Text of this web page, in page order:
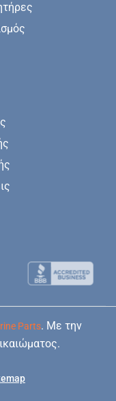
Parts. Με την